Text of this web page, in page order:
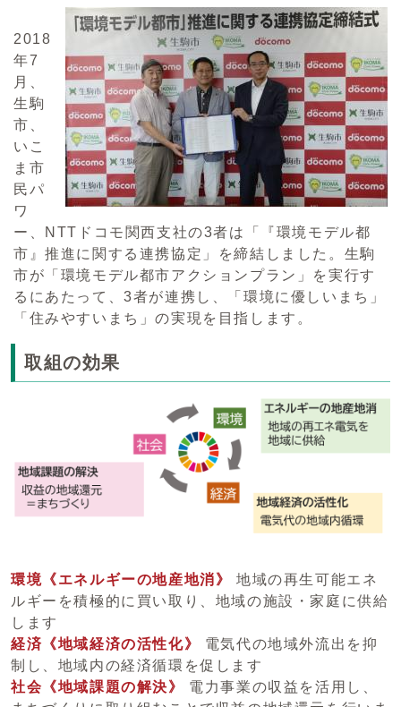
2018
年7
月、
生駒
市、
いこ
ま市
民パ
ワ
ー、NTTドコモ関西支社の3者は「『環境モデル都
市』推進に関する連携協定」を締結しました。生駒
市が「環境モデル都市アクションプラン」を実行す
るにあたって、3者が連携し、「環境に優しいまち」
「住みやすいまち」の実現を目指します。
取組の効果
環境《エネルギーの地産地消》 地域の再生可能エネ
ルギーを積極的に買い取り、地域の施設・家庭に供給
します
経済《地域経済の活性化》 電気代の地域外流出を抑
制し、地域内の経済循環を促します
社会《地域課題の解決》 電力事業の収益を活用し、